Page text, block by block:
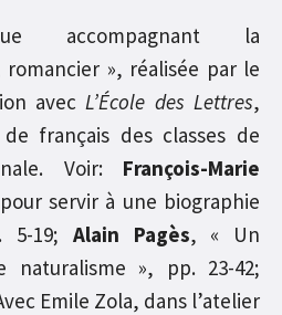
accompagnant la
», réalisée par le
avec L’École des Lettres,
français des classes de
Voir: François-Marie
servir à une biographie
5-19; Alain Pagès, « Un
naturalisme », pp. 23-42;
Emile Zola, dans l’atelier